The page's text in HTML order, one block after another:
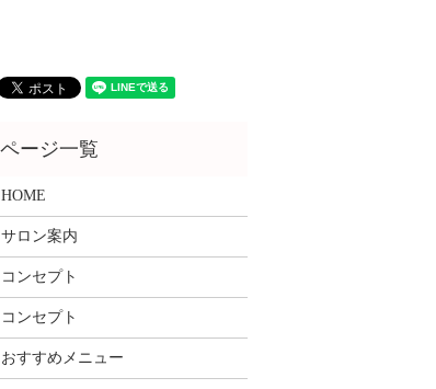
HOME
サロン案内
コンセプト
コンセプト
おすすめメニュー